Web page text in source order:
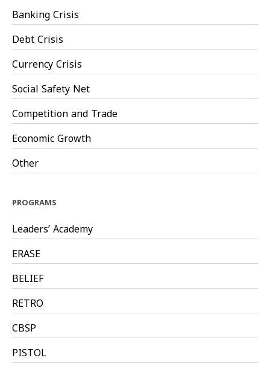
Banking Crisis
Debt Crisis
Currency Crisis
Social Safety Net
Competition and Trade
Economic Growth
Other
PROGRAMS
Leaders’ Academy
ERASE
BELIEF
RETRO
CBSP
PISTOL